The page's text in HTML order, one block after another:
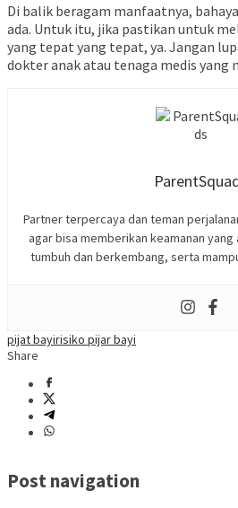
Di balik beragam manfaatnya,
ada. Untuk itu, jika pastikan untuk
yang tepat yang tepat, ya. Jangan
dokter anak atau tenaga medis yang
Partner terpercaya dan teman
agar bisa memberikan keamanan yang
tumbuh dan berkembang, serta
pijat bayirisiko pijar bayi
Share
Post navigation